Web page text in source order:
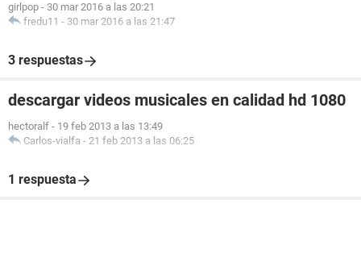
girlpop - 30 mar 2016 a las 20:21
fredu11 - 30 mar 2016 a las 21:47
3 respuestas
descargar videos musicales en calidad hd 1080
hectoralf - 19 feb 2013 a las 13:49
Carlos-vialfa - 21 feb 2013 a las 06:25
1 respuesta